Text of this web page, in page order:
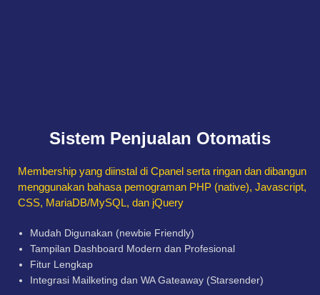
Sistem Penjualan Otomatis
Membership yang diinstal di Cpanel serta ringan dan dibangun
menggunakan bahasa pemograman PHP (native), Javascript,
CSS, MariaDB/MySQL, dan jQuery
Mudah Digunakan (newbie Friendly)
Tampilan Dashboard Modern dan Profesional
Fitur Lengkap
Integrasi Mailketing dan WA Gateaway (Starsender)